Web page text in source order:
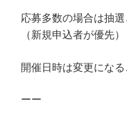
応募多数の場合は抽
（新規申込者が優先）
開催日時は変更になる
ーー